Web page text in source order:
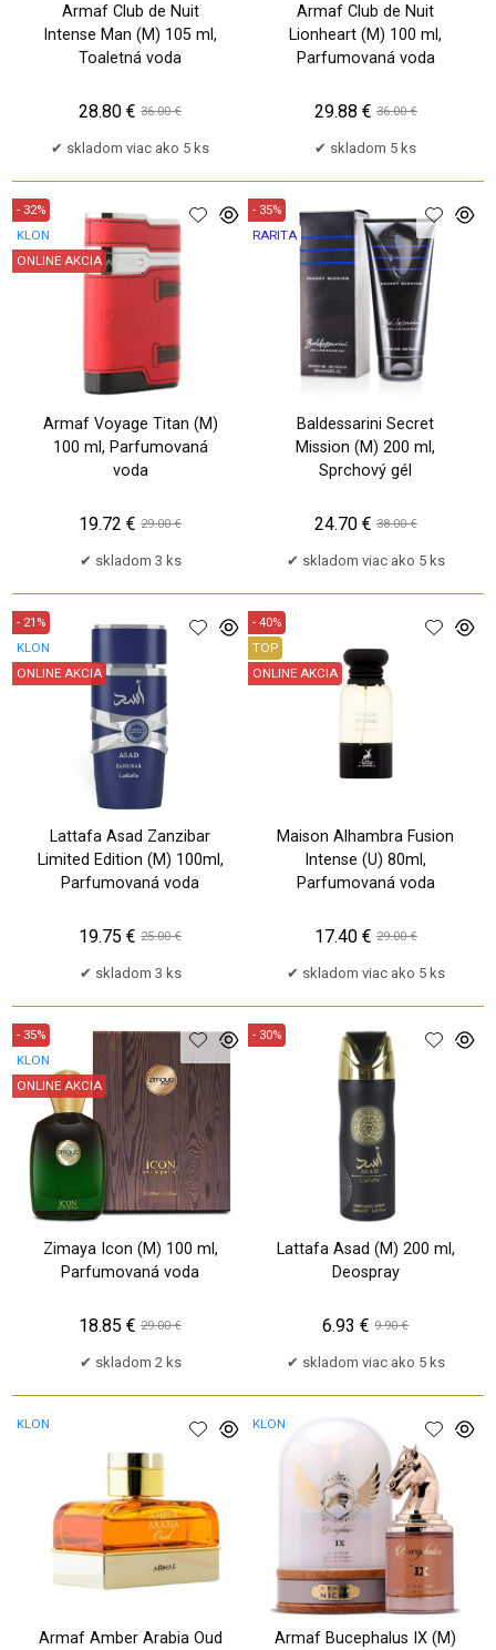
Armaf Club de Nuit
Intense Man (M) 105 ml,
Toaletná voda
skladom viac ako 5 ks
28.80 € 36.00 €
Armaf Club de Nuit
Lionheart (M) 100 ml,
Parfumovaná voda
skladom 5 ks
29.88 € 36.00 €
Armaf Voyage Titan (M)
100 ml, Parfumovaná
voda
- 32%
KLON
ONLINE AKCIA
skladom 3 ks
19.72 € 29.00 €
Baldessarini Secret
Mission (M) 200 ml,
Sprchový gél
- 35%
RARITA
skladom viac ako 5 ks
24.70 € 38.00 €
Lattafa Asad Zanzibar
Limited Edition (M) 100ml,
Parfumovaná voda
- 21%
KLON
ONLINE AKCIA
skladom 3 ks
19.75 € 25.00 €
Maison Alhambra Fusion
Intense (U) 80ml,
Parfumovaná voda
- 40%
TOP
ONLINE AKCIA
skladom viac ako 5 ks
17.40 € 29.00 €
Zimaya Icon (M) 100 ml,
Parfumovaná voda
- 35%
KLON
ONLINE AKCIA
skladom 2 ks
18.85 € 29.00 €
Lattafa Asad (M) 200 ml,
Deospray
- 30%
skladom viac ako 5 ks
6.93 € 9.90 €
Armaf Amber Arabia Oud
KLON
Armaf Bucephalus IX (M)
KLON